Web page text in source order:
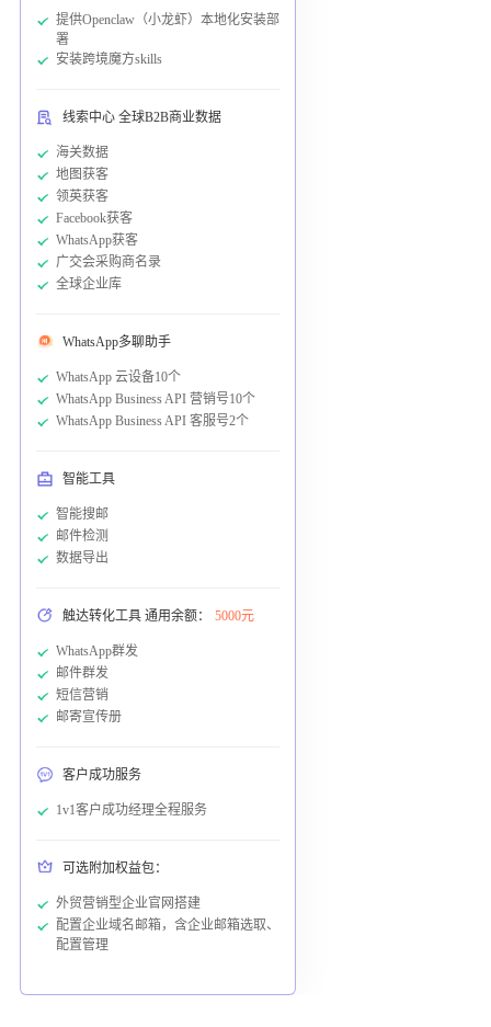
提供Openclaw（小龙虾）本地化安装部
署
安装跨境魔方skills
线索中心 全球B2B商业数据
海关数据
地图获客
领英获客
Facebook获客
WhatsApp获客
广交会采购商名录
全球企业库
WhatsApp多聊助手
WhatsApp 云设备10个
WhatsApp Business API 营销号10个
WhatsApp Business API 客服号2个
智能工具
智能搜邮
邮件检测
数据导出
触达转化工具 通用余额： 5000元
WhatsApp群发
邮件群发
短信营销
邮寄宣传册
客户成功服务
1v1客户成功经理全程服务
可选附加权益包：
外贸营销型企业官网搭建
配置企业域名邮箱，含企业邮箱选取、
配置管理